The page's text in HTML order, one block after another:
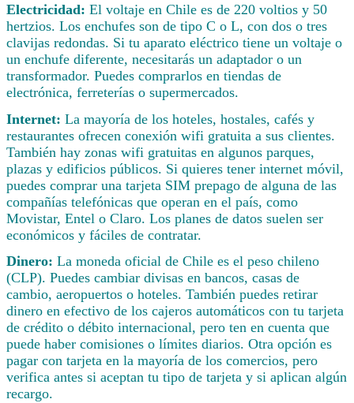
Electricidad: El voltaje en Chile es de 220 voltios y 50
hertzios. Los enchufes son de tipo C o L, con dos o tres
clavijas redondas. Si tu aparato eléctrico tiene un voltaje o
un enchufe diferente, necesitarás un adaptador o un
transformador. Puedes comprarlos en tiendas de
electrónica, ferreterías o supermercados.
Internet: La mayoría de los hoteles, hostales, cafés y
restaurantes ofrecen conexión wifi gratuita a sus clientes.
También hay zonas wifi gratuitas en algunos parques,
plazas y edificios públicos. Si quieres tener internet móvil,
puedes comprar una tarjeta SIM prepago de alguna de las
compañías telefónicas que operan en el país, como
Movistar, Entel o Claro. Los planes de datos suelen ser
económicos y fáciles de contratar.
Dinero: La moneda oficial de Chile es el peso chileno
(CLP). Puedes cambiar divisas en bancos, casas de
cambio, aeropuertos o hoteles. También puedes retirar
dinero en efectivo de los cajeros automáticos con tu tarjeta
de crédito o débito internacional, pero ten en cuenta que
puede haber comisiones o límites diarios. Otra opción es
pagar con tarjeta en la mayoría de los comercios, pero
verifica antes si aceptan tu tipo de tarjeta y si aplican algún
recargo.